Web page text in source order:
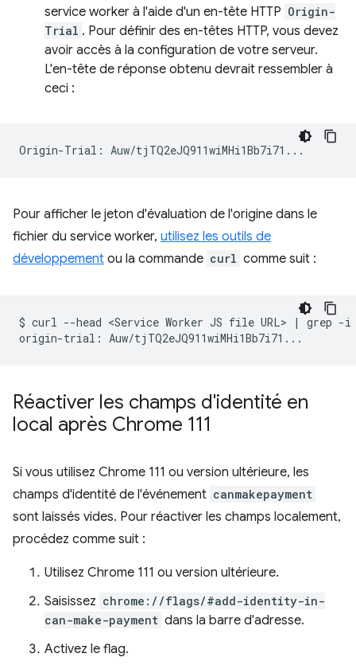
service worker à l'aide d'un en-tête HTTP Origin-
Trial . Pour définir des en-têtes HTTP, vous devez
avoir accès à la configuration de votre serveur.
L'en-tête de réponse obtenu devrait ressembler à
ceci :
Pour afficher le jeton d'évaluation de l'origine dans le
fichier du service worker, utilisez les outils de
développement ou la commande curl comme suit :
$ curl --head <Service Worker JS file URL> | grep -i
origin-trial:
Réactiver les champs d'identité en
local après Chrome 111
Si vous utilisez Chrome 111 ou version ultérieure, les
champs d'identité de l'événement canmakepayment
sont laissés vides. Pour réactiver les champs localement,
procédez comme suit :
Utilisez Chrome 111 ou version ultérieure.
Saisissez chrome://flags/#add-identity-in-
can-make-payment dans la barre d'adresse.
Activez le flag.